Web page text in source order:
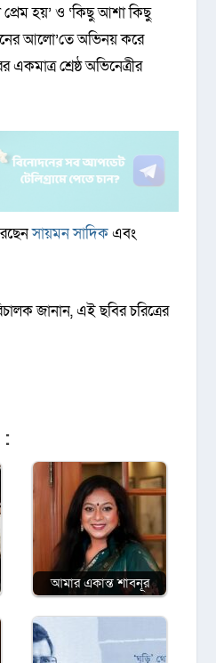
হয়’ ও ‘কিছু আশা কিছু
আলো’তে অভিনয় করে
একমাত্র শ্রেষ্ঠ অভিনেত্রীর
সায়মন সাদিকএবং
জানান, এই ছবির চরিত্রের
আমার একান্ত শাবনূর